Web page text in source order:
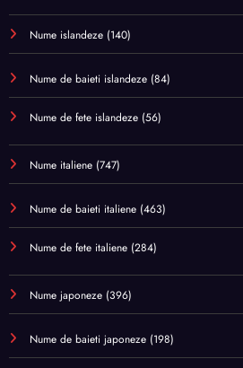
Nume islandeze (140)
Nume de baieti islandeze (84)
Nume de fete islandeze (56)
Nume italiene (747)
Nume de baieti italiene (463)
Nume de fete italiene (284)
Nume japoneze (396)
Nume de baieti japoneze (198)